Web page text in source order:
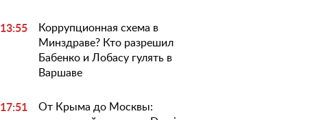
13:55
Коррупционная схема в
Минздраве? Кто разрешил
Бабенко и Лобасу гулять в
Варшаве
17:51
От Крыма до Москвы: